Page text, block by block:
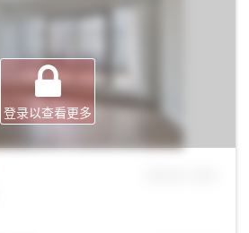
登录以查看更多